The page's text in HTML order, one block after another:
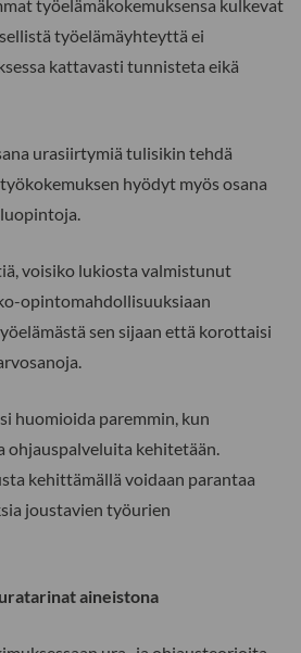
työelämäkokemuksensa kulkevat
työelämäyhteyttä ei
kattavasti tunnisteta eikä
urasiirtymiä tulisikin tehdä
hyödyt myös osana
voisiko lukiosta valmistunut
opintomahdollisuuksiaan
sen sijaan että korottaisi
huomioida paremmin, kun
ohjauspalveluita kehitetään.
kehittämällä voidaan parantaa
joustavien työurien
aineistona